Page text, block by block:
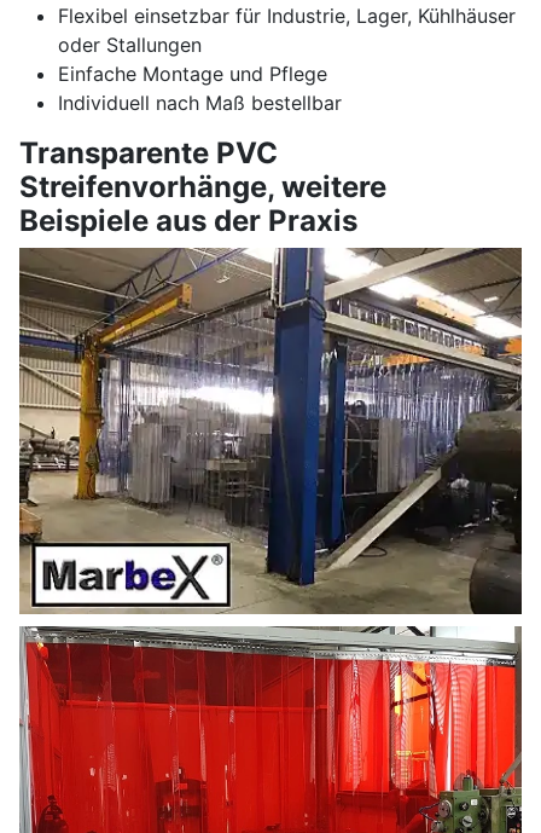
Flexibel einsetzbar für Industrie, Lager, Kühlhäuser
oder Stallungen
Einfache Montage und Pflege
Individuell nach Maß bestellbar
Transparente PVC
Streifenvorhänge, weitere
Beispiele aus der Praxis